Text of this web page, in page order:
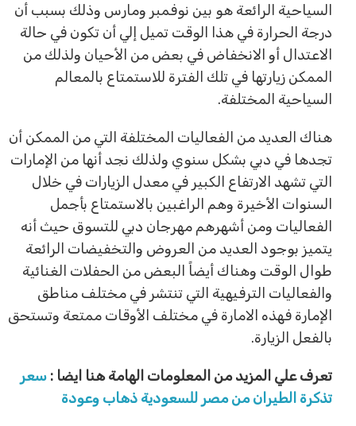
السياحية الرائعة هو بين نوفمبر ومارس وذلك بسبب أن
درجة الحرارة في هذا الوقت تميل إلي أن تكون في حالة
الاعتدال أو الانخفاض في بعض من الأحيان ولذلك من
الممكن زيارتها في تلك الفترة للاستمتاع بالمعالم
السياحية المختلفة.
هناك العديد من الفعاليات المختلفة التي من الممكن أن
تجدها في دبي بشكل سنوي ولذلك نجد أنها من الإمارات
التي تشهد الارتفاع الكبير في معدل الزيارات في خلال
السنوات الأخيرة وهم الراغبين بالاستمتاع بأجمل
الفعاليات ومن أشهرهم مهرجان دبي للتسوق حيث أنه
يتميز بوجود العديد من العروض والتخفيضات الرائعة
طوال الوقت وهناك أيضاً البعض من الحفلات الغنائية
والفعاليات الترفيهية التي تنتشر في مختلف مناطق
الإمارة فهذه الامارة في مختلف الأوقات ممتعة وتستحق
بالفعل الزيارة.
تعرف علي المزيد من المعلومات الهامة هنا ايضا :سعر
تذكرة الطيران من مصر للسعودية ذهاب وعودة